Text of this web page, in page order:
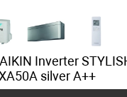
Inverter
silver A++